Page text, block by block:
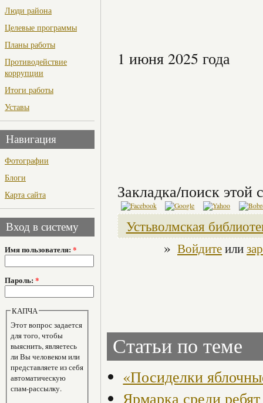
Люди района
Целевые программы
Планы работы
Противодействие
коррупции
Итоги работы
Уставы
Навигация
Фотографии
Блоги
Карта сайта
Вход в систему
Имя пользователя: *
Пароль: *
КАПЧА
Этот вопрос задается
для того, чтобы
выяснить, являетесь
ли Вы человеком или
представляете из себя
автоматическую
спам-рассылку.
1 июня 2025 года
Закладка/поиск этой
Устьволмская
» Войдитеили
Статьи по теме
«Посиделки
Ярмарка среди